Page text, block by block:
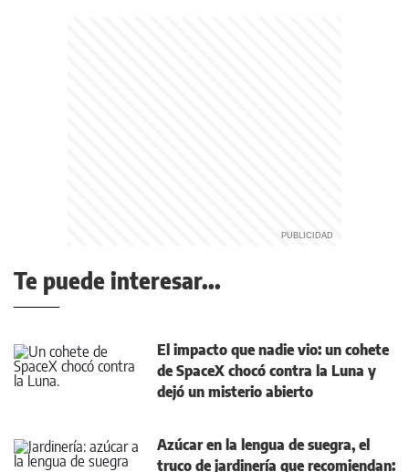
Te puede interesar...
El impacto que nadie vio: un cohete
de SpaceX chocó contra la Luna y
dejó un misterio abierto
Azúcar en la lengua de suegra, el
truco de jardinería que recomiendan: